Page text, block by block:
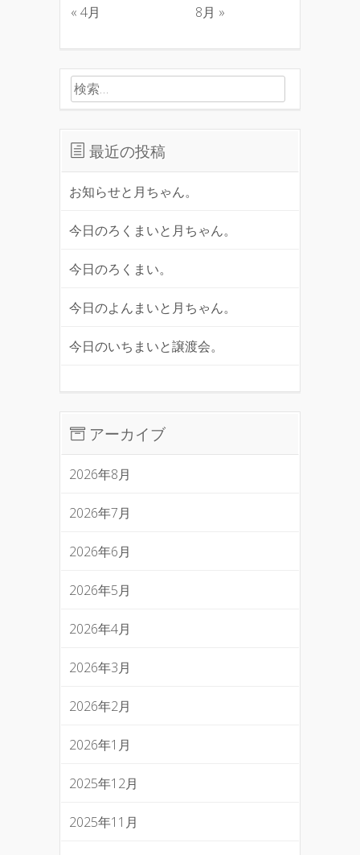
« 4月 8月 »
検索:
最近の投稿
お知らせと月ちゃん。
今日のろくまいと月ちゃん。
今日のろくまい。
今日のよんまいと月ちゃん。
今日のいちまいと譲渡会。
アーカイブ
2026年8月
2026年7月
2026年6月
2026年5月
2026年4月
2026年3月
2026年2月
2026年1月
2025年12月
2025年11月